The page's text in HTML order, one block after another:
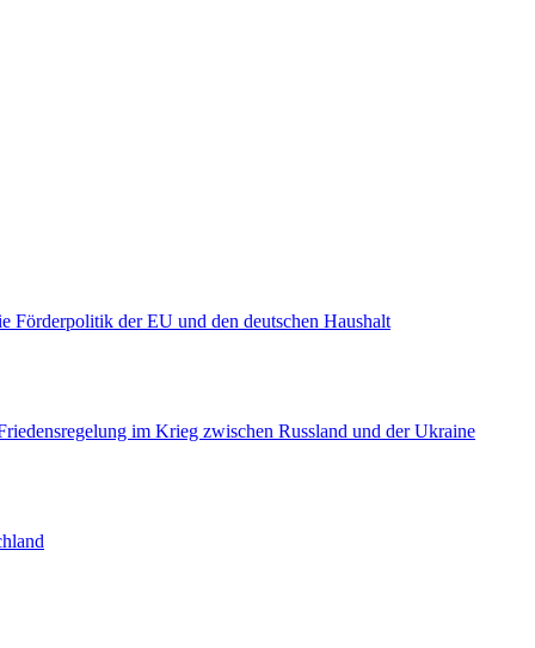
Förderpolitik der EU und den deutschen Haushalt
im Krieg zwischen Russland und der Ukraine